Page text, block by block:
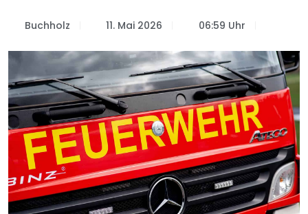
Buchholz 11. Mai 2026 06:59 Uhr